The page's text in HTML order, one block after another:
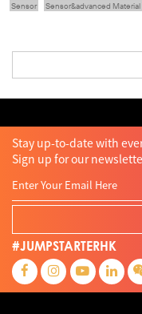
Sensor
Sensor&advanced Material
嚴震銘
夢想本應翺翔 智慧城市
Stay up-to-date with
Sign up for our
#JUMPSTARTERHK